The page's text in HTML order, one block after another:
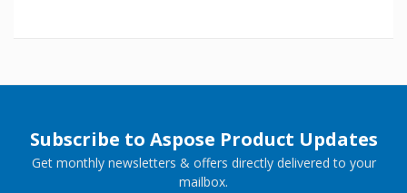
Subscribe to Aspose Product Updates
Get monthly newsletters & offers directly delivered to your
mailbox.